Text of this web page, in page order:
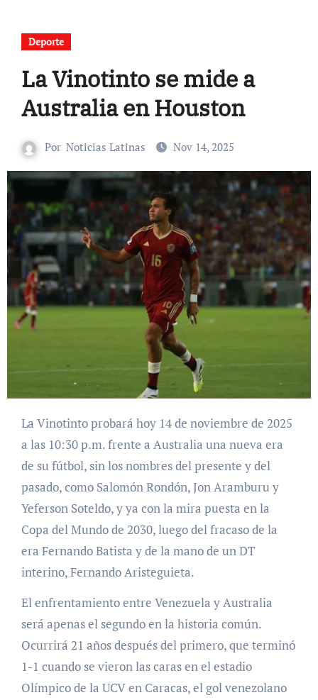
Deporte
La Vinotinto se mide a
Australia en Houston
Por Noticias Latinas Nov 14, 2025
La Vinotinto probará hoy 14 de noviembre de 2025
a las 10:30 p.m. frente a Australia una nueva era
de su fútbol, sin los nombres del presente y del
pasado, como Salomón Rondón, Jon Aramburu y
Yeferson Soteldo, y ya con la mira puesta en la
Copa del Mundo de 2030, luego del fracaso de la
era Fernando Batista y de la mano de un DT
interino, Fernando Aristeguieta.
El enfrentamiento entre Venezuela y Australia
será apenas el segundo en la historia común.
Ocurrirá 21 años después del primero, que terminó
1-1 cuando se vieron las caras en el estadio
Olímpico de la UCV en Caracas, el gol venezolano